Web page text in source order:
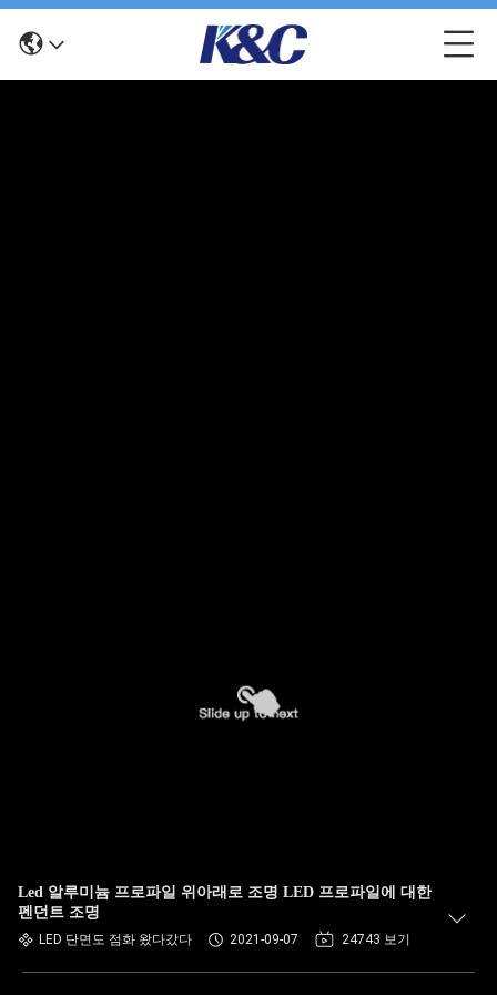
Led 알루미늄 프로파일 위아래로 조명 LED 프로파일에 대한
펜던트 조명
LED 단면도 점화 왔다갔다 2021-09-07 24743 보기